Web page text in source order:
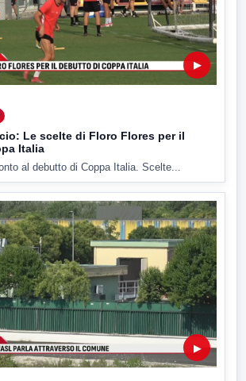
▶
Le scelte di Floro Flores per il
Italia
al debutto di Coppa Italia. Scelte...
▶